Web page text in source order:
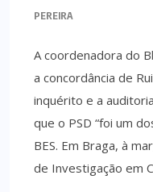
PEREIRA
A coordenadora do
a concordância de
inquérito e a
que o PSD “foi um
BES. Em Braga, à
de Investigação em